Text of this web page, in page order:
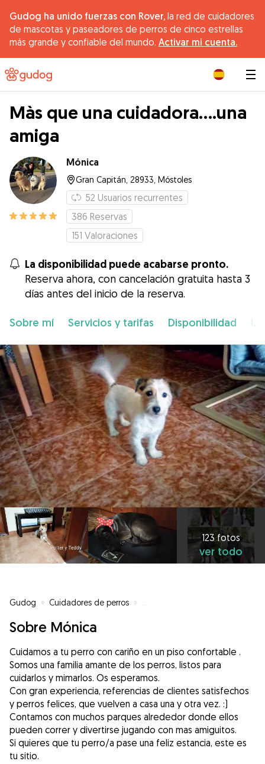
Gudog ha unido fuerzas con Rover, la red de cuidadores
de mascotas y paseadores de perros de cinco estrellas
más grande y confiable del mundo. Activar mi cuenta.
Màs que una cuidadora....una
amiga
Mónica
Gran Capitán, 28933, Móstoles
52 Usuarios recurrentes
386 Reservas
151 Valoraciones
La disponibilidad puede acabarse pronto.
Reserva ahora, con cancelación gratuita hasta 3
días antes del inicio de la reserva.
Sobre mí Servicios y tarifas Disponibilidad
123 fotos
ver todo
Gudog » Cuidadores de perros »
Sobre Mónica
Cuidamos a tu perro con cariño en un piso confortable .
Somos una familia amante de los perros, listos para
cuidarlos y mimarlos. Os esperamos.
Con gran experiencia, referencias de clientes satisfechos
y perros felices, que vuelven a casa una y otra vez. :)
Contamos con muchos parques alrededor donde ellos
pueden correr y divertirse jugando con mas amiguitos.
Si quieres que tu perro/a pase una feliz estancia, este es
tu sitio.